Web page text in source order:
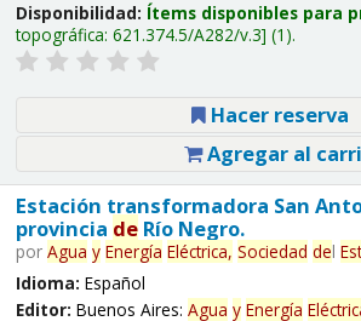
Disponibilidad: Ítems disponibles para
topográfica: 621.374.5/A282/v.3 (1).
Hacer reserva
Agregar al
Estación transformadora San
provincia deRío Negro.
por Agua y Energía Eléctrica, Sociedad del
Idioma: Español
Editor: Buenos Aires: Agua y Energía